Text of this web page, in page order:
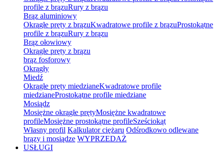
profile z brązuRury z brązu
Brąz aluminiowy
Okrągłe pręty z brązuKwadratowe profile z brązuProstokątne
profile z brązuRury z brązu
Brąz ołowiowy
Okrągłe pręty z brązu
brąz fosforowy
Okrągły
Miedź
Okrągłe pręty miedzianeKwadratowe profile
miedzianeProstokątne profile miedziane
Mosiądz
Mosiężne okrągłe prętyMosiężne kwadratowe
profileMosiężne prostokątne profileSześciokąt
Własny profil Kalkulator ciężaru Odśrodkowo odlewane
brązy i mosiądze WYPRZEDAŻ
USŁUGI